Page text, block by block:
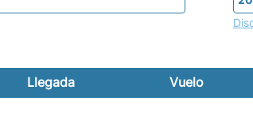
Llegada Vuelo